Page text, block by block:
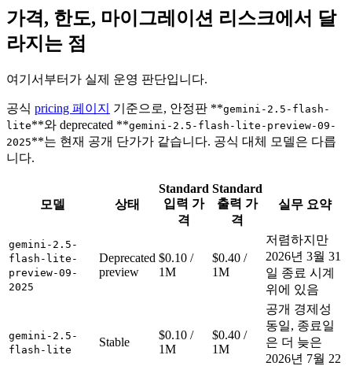
가격, 한도, 마이그레이션 리스크에서 달
라지는 점
여기서부터가 실제 운영 판단입니다.
공식 pricing 페이지 기준으로, 안정판 **gemini-2.5-flash-
lite**와 deprecated **gemini-2.5-flash-lite-preview-09-
2025**는 현재 공개 단가가 같습니다. 공식 대체 모델은 다릅
니다.
모델 상태
Standard
입력 가
격
Standard
출력 가
격
실무 요약
gemini-2.5-
flash-lite-
preview-09-
2025
Deprecated
preview
$0.10 /
1M
$0.40 /
1M
저렴하지만
2026년 3월 31
일 종료 시계
위에 있음
gemini-2.5-
flash-lite
Stable
$0.10 /
1M
$0.40 /
1M
공개 경제성
동일, 종료일
은 더 늦은
2026년 7월 22